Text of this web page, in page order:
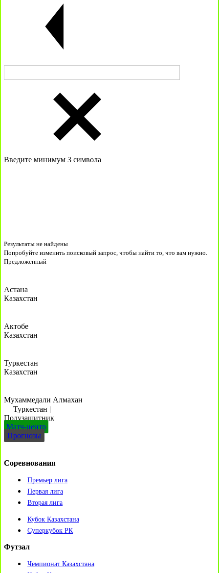
Введите минимум 3 символа
Результаты не найдены
Попробуйте изменить поисковый запрос, чтобы найти то, что вам нужно.
Предложенный
Астана
Казахстан
Актобе
Казахстан
Туркестан
Казахстан
Мухаммедали Алмахан
Туркестан |
Полузащитник
Матч-центр
Прогнозы
Соревнования
Премьер лига
Первая лига
Вторая лига
Кубок Казахстана
Суперкубок РК
Футзал
Чемпионат Казахстана